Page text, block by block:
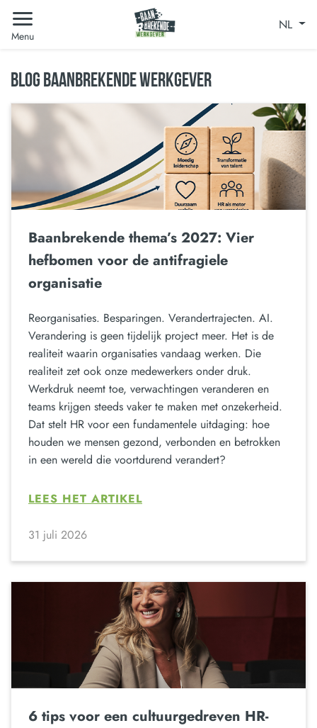
Menu
NL
BLOG BAANBREKENDE WERKGEVER
Baanbrekende thema’s 2027: Vier
hefbomen voor de antifragiele
organisatie
Reorganisaties. Besparingen. Verandertrajecten. AI.
Verandering is geen tijdelijk project meer. Het is de
realiteit waarin organisaties vandaag werken. Die
realiteit zet ook onze medewerkers onder druk.
Werkdruk neemt toe, verwachtingen veranderen en
teams krijgen steeds vaker te maken met onzekerheid.
Dat stelt HR voor een fundamentele uitdaging: hoe
houden we mensen gezond, verbonden en betrokken
in een wereld die voortdurend verandert?
LEES HET ARTIKEL
31 juli 2026
6 tips voor een cultuurgedreven HR-